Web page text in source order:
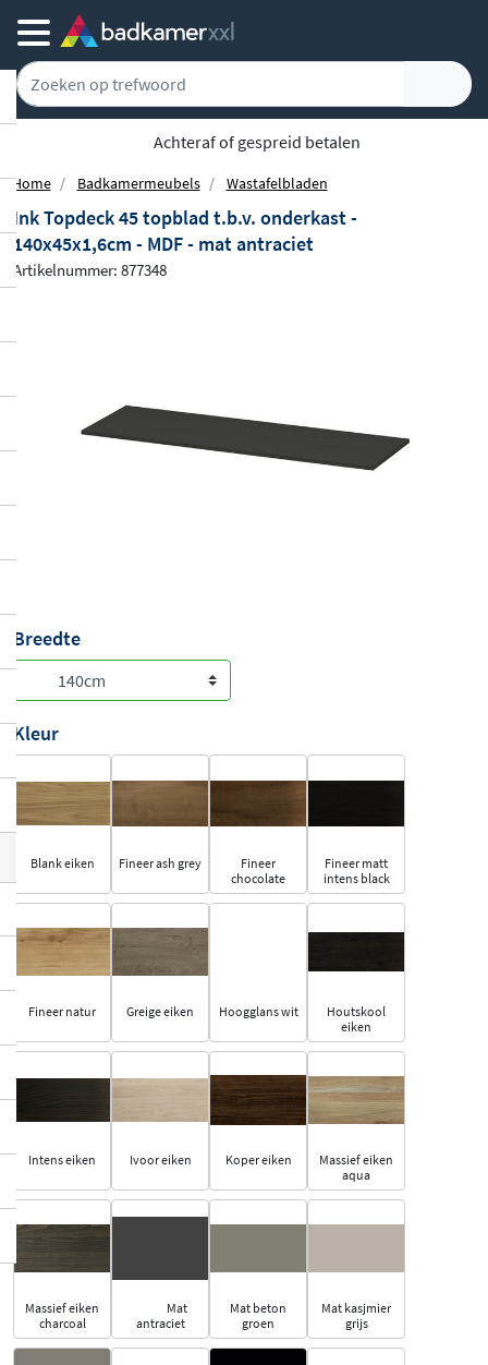
Gratis bezorgd vanaf 100,-
Home Badkamermeubels Wastafelbladen
Ink Topdeck 45 topblad t.b.v. onderkast -
140x45x1,6cm - MDF - mat antraciet
Artikelnummer: 877348
Breedte
Kleur
Blank eiken Fineer ash grey
Fineer
chocolate
Fineer matt
intens black
Fineer natur Greige eiken Hoogglans wit
Houtskool
eiken
Intens eiken Ivoor eiken Koper eiken
Massief eiken
aqua
Massief eiken
charcoal
Mat
antraciet
Mat beton
groen
Mat kasjmier
grijs